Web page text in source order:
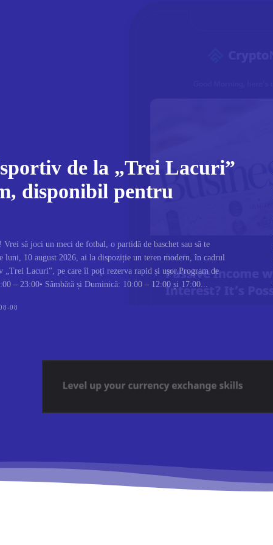
de la „Trei Lacuri”
disponibil pentru
să joci un meci de fotbal, o partidă de baschet sau să te
luni, 10 august 2026, ai la dispoziție un teren modern, în cadrul
„Trei Lacuri”, pe care îl poți rezerva rapid și ușor.Program de
– 23:00• Sâmbătă și Duminică: 10:00 – 12:00 și 17:00...
08